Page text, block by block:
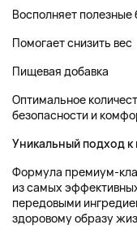
Восполняет полезные
Помогает снизить вес
Пищевая добавка
Оптимальное
безопасности и
Уникальный подход к
Формула премиум-
из самых
передовыми
здоровому образу